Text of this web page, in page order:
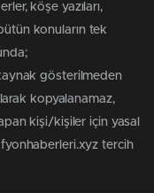
köşe yazıları,
konuların tek
gösterilmeden
kopyalanamaz,
kişi/kişiler için yasal
tercih